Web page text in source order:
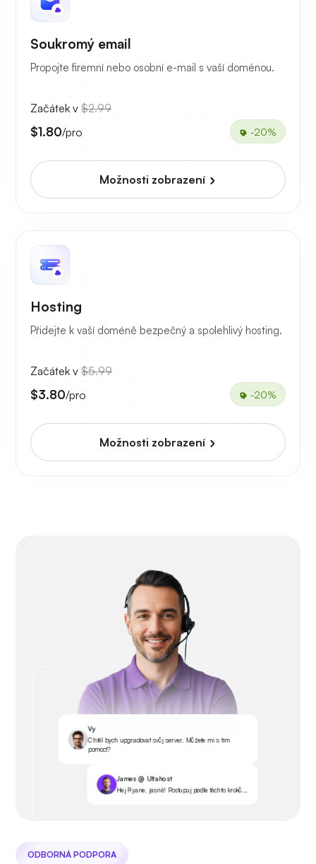
Soukromý email
Propojte firemní nebo osobní e-mail s vaší doménou.
Začátek v $2.99
$1.80/pro -20%
Možnosti zobrazení
Hosting
Přidejte k vaší doméně bezpečný a spolehlivý hosting.
Začátek v $5.99
$3.80/pro -20%
Možnosti zobrazení
Vy
Chtěl bych upgradovat svůj server. Můžete mi s tím
pomoct?
James @ Ultahost
Hej Ryane, jasně! Postupuj podle těchto kroků...
ODBORNÁ PODPORA